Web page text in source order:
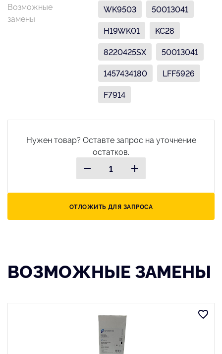
Возможные
замены
WK9503
50013041
H19WK01
KC28
8220425SX
50013041
1457434180
LFF5926
F7914
Нужен товар? Оставте запрос на уточнение
остатков.
ОТЛОЖИТЬ ДЛЯ ЗАПРОСА
ВОЗМОЖНЫЕ ЗАМЕНЫ